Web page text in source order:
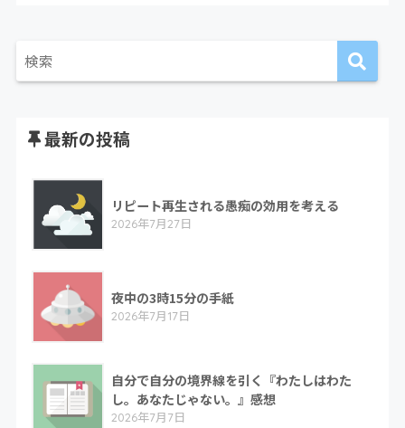
最新の投稿
リピート再生される愚痴の効用を考える
2026年7月27日
夜中の3時15分の手紙
2026年7月17日
自分で自分の境界線を引く『わたしはわた
し。あなたじゃない。』感想
2026年7月7日